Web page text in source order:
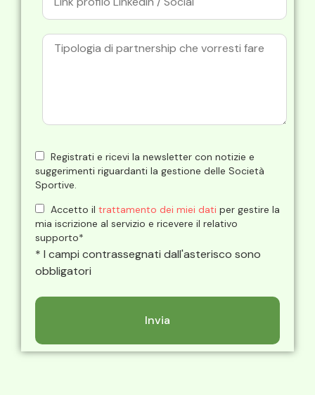
Registrati e ricevi la newsletter con notizie e
suggerimenti riguardanti la gestione delle Società
Sportive.
Accetto il trattamento dei miei dati per gestire la
mia iscrizione al servizio e ricevere il relativo
supporto*
* I campi contrassegnati dall'asterisco sono
obbligatori